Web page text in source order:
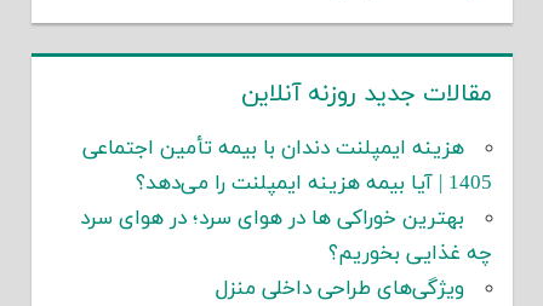
مقالات جدید روزنه آنلاین
هزینه ایمپلنت دندان با بیمه تأمین اجتماعی
1405 | آیا بیمه هزینه ایمپلنت را می‌دهد؟
بهترین خوراکی ها در هوای سرد؛ در هوای سرد
چه غذایی بخوریم؟
ویژگی‌های طراحی داخلی منزل